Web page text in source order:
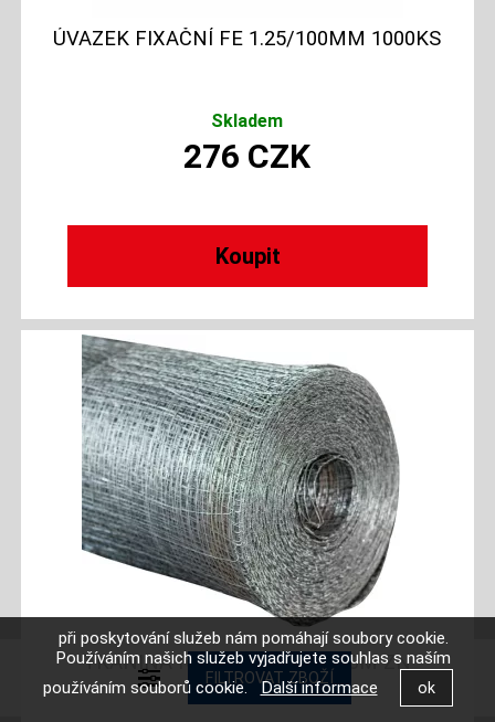
ÚVAZEK FIXAČNÍ FE 1.25/100MM 1000KS
Skladem
276 CZK
TKANINA RABICOVÁ 16/1X50M ZN
při poskytování služeb nám pomáhají soubory cookie.
Používáním našich služeb vyjadřujete souhlas s naším
používáním souborů cookie.Další informace